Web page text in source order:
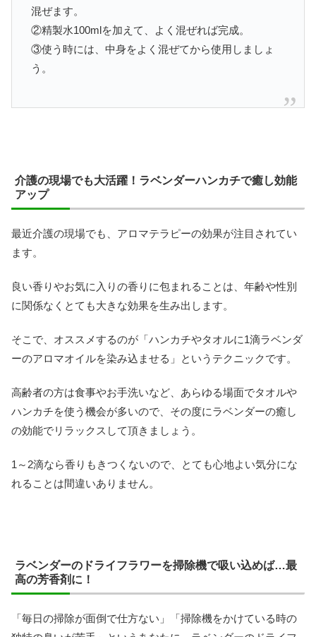
混ぜます。
②精製水100mlを加えて、よく混ぜれば完成。
③使う時には、中身をよく混ぜてから使用しましょ
う。
介護の現場でも大活躍！ラベンダーハンカチで癒し効能
アップ
最近介護の現場でも、アロマテラピーの効果が注目されてい
ます。
良い香りやお気に入りの香りに包まれることは、年齢や性別
に関係なくとても大きな効果を生み出します。
そこで、オススメするのが「ハンカチやタオルに1滴ラベンダ
ーのアロマオイルを染み込ませる」というテクニックです。
高齢者の方は食事やお手洗いなど、あらゆる場面でタオルや
ハンカチを使う機会が多いので、その度にラベンダーの癒し
の効能でリラックスして頂きましょう。
1～2滴なら香りもきつくないので、とても心地よい気分にな
れることは間違いありません。
ラベンダーのドライフラワーを掃除機で吸い込めば…最
高の芳香剤に！
「毎日の掃除が面倒で仕方ない」「掃除機をかけている時の